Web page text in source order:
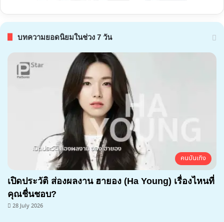
บทความยอดนิยมในช่วง 7 วัน
คนบันเทิง
เปิดประวัติ ส่องผลงาน ฮายอง (Ha Young) เรื่องไหนที่
คุณชื่นชอบ?
28 July 2026